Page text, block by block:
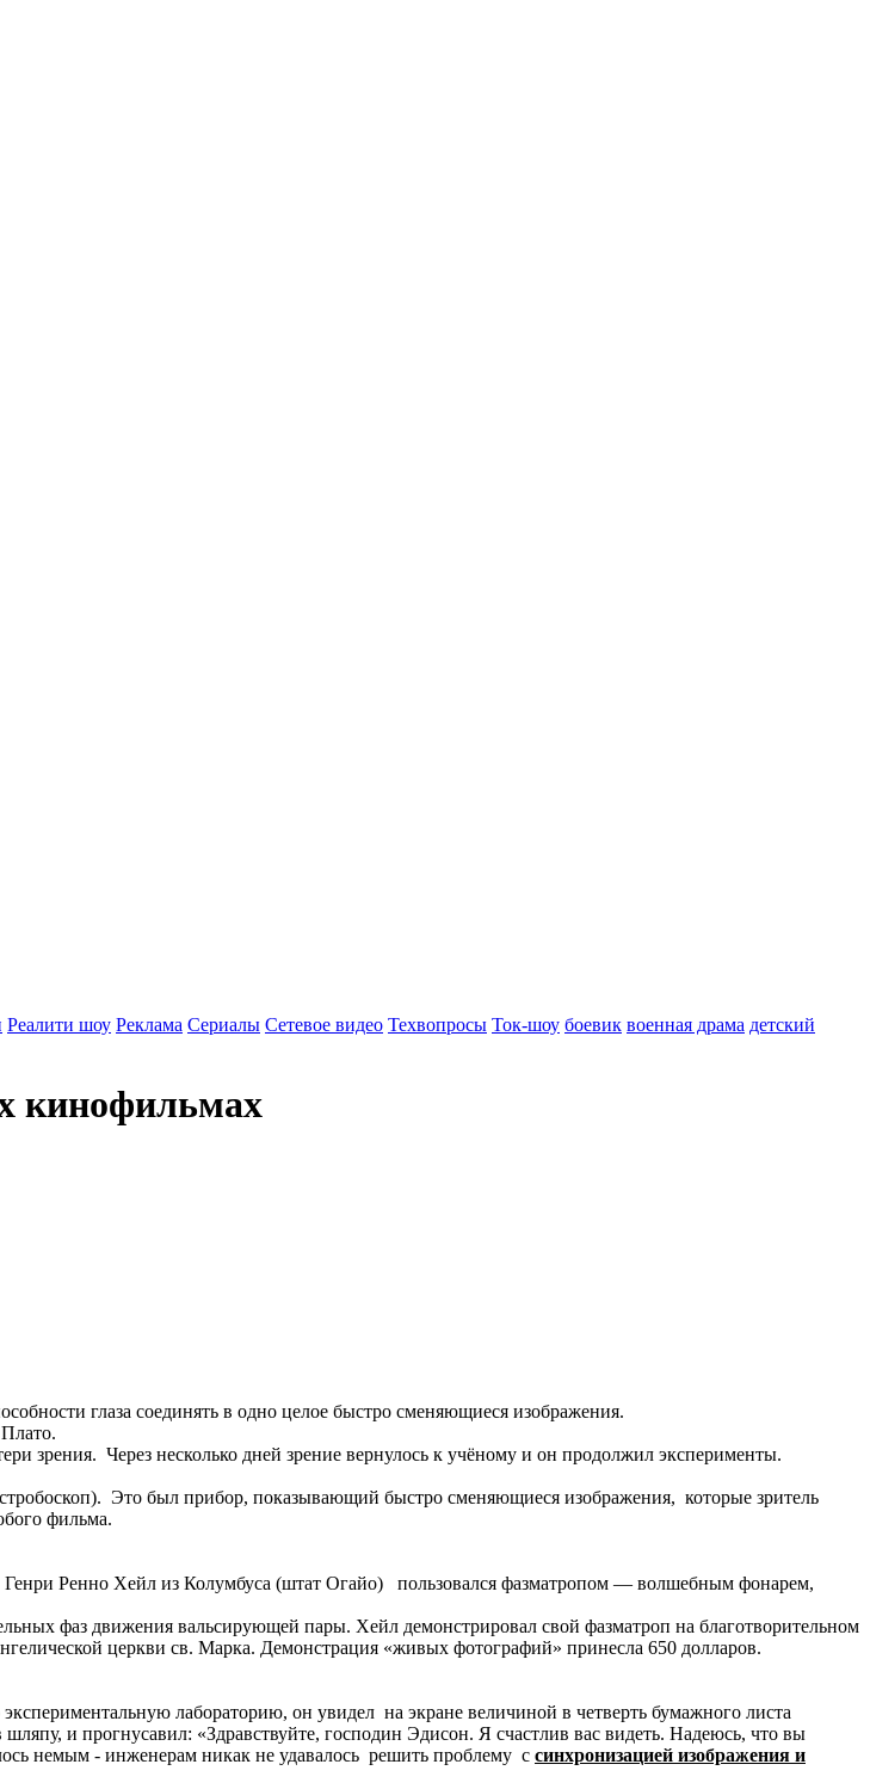
Реалити шоу Реклама Сериалы Сетевое видео Техвопросы Ток-шоу боевик военная драма детский
кинофильмах
глаза соединять в одно целое быстро сменяющиеся изображения.
зрения. Через несколько дней зрение вернулось к учёному и он продолжил эксперименты.
Это был прибор, показывающий быстро сменяющиеся изображения, которые зритель
фильма.
Генри Ренно Хейл из Колумбуса (штат Огайо) пользовался фазматропом — волшебным фонарем,
фаз движения вальсирующей пары. Хейл демонстрировал свой фазматроп на благотворительном
церкви св. Марка. Демонстрация «живых фотографий» принесла 650 долларов.
лабораторию, он увидел на экране величиной в четверть бумажного листа
и прогнусавил: «Здравствуйте, господин Эдисон. Я счастлив вас видеть. Надеюсь, что вы
немым - инженерам никак не удавалось решить проблему с синхронизацией изображения и